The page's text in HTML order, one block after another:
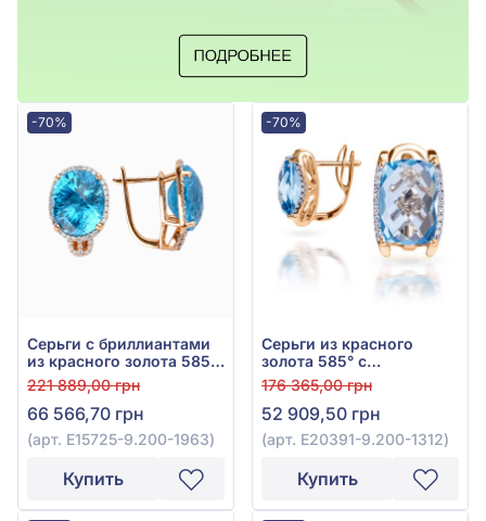
-70%
Серьги с бриллиантами
из красного золота 585°
с бриллиантом 0,37ct и
топазом Sky Blue 14,31ct,
арт. E15725-9.200-1963
221 889,00 грн
66 566,70 грн
(арт. E15725-9.200-1963)
Купить
-70%
Серьги из красного
золота 585° с
бриллиантом 0,15ct и
топазом Swiss Blue
9,85ct, арт. E20391-
9.200-1312
176 365,00 грн
52 909,50 грн
(арт. E20391-9.200-1312)
Купить